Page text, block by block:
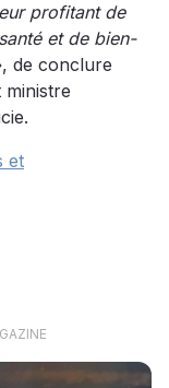
profitant de
et de bien-
de conclure
et